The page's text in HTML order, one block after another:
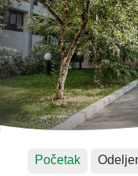
Početak